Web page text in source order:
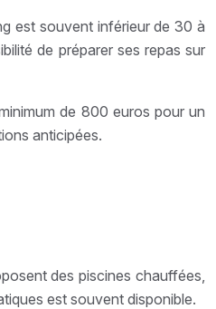
est souvent inférieur de 30 à
de préparer ses repas sur
de 800 euros pour un
anticipées.
des piscines chauffées,
est souvent disponible.